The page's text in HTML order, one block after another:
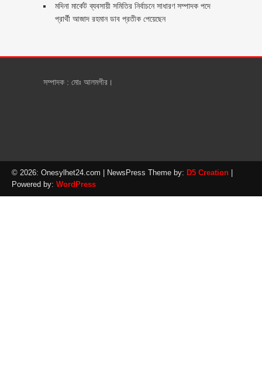
মদিনা মার্কেট ব্যবসায়ী সমিতির নির্বাচনে সাধারণ সম্পাদক পদে
প্রার্থী আজাদ রহমান ডাব প্রতীক পেয়েছেন ‎
সম্পাদক : মোঃ আলমগীর।
© 2026: Onesylhet24.com | NewsPress Theme by: D5 Creation
Powered by: WordPress